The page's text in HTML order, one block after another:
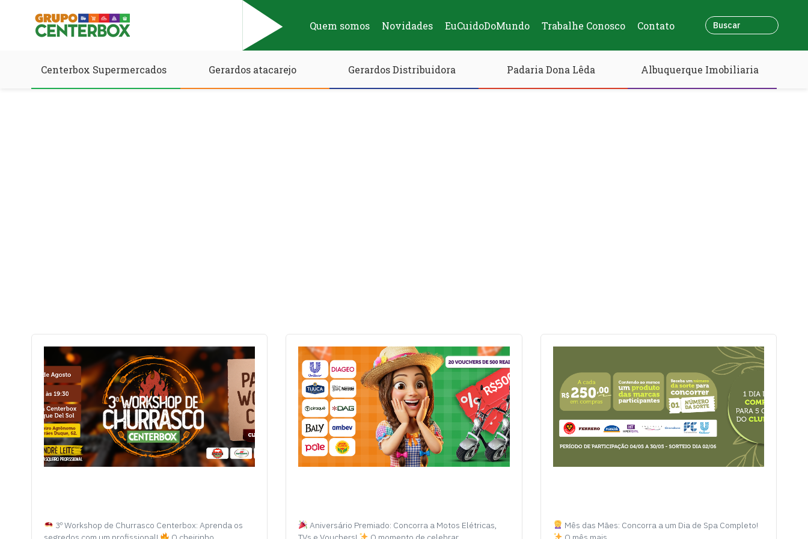
Quem somos Novidades EuCuidoDoMundo Trabalhe Conosco Contato
Centerbox Supermercados Gerardos atacarejo Gerardos Distribuidora Padaria Dona Lêda Albuquerque Imobiliaria
3º Workshop de Churrasco Centerbox: Aprenda os
Aniversário Premiado: Concorra a Motos Elétricas,
Mês das Mães: Concorra a um Dia de Spa Completo!